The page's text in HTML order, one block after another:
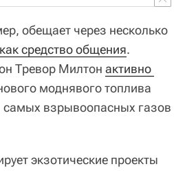
обещает через несколько
средство общения.
Тревор Милтон активно
моднявого топлива
взрывоопасных газов
экзотические проекты